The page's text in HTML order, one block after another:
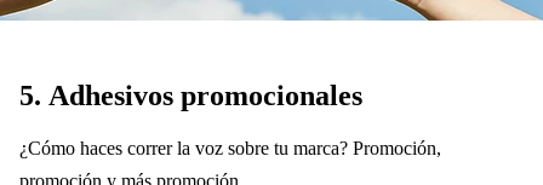
5. Adhesivos promocionales
¿Cómo haces correr la voz sobre tu marca? Promoción,
promoción y más promoción.